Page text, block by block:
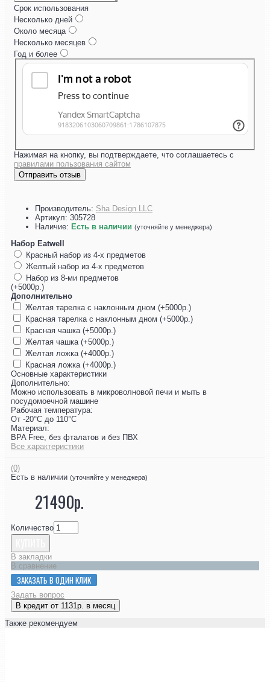
Срок использования
Несколько дней
Около месяца
Несколько месяцев
Год и более
Нажимая на кнопку, вы подтверждаете, что соглашаетесь с
правилами пользования сайтом
Отправить отзыв
Производитель: Sha Design LLC
Артикул: 305728
Наличие: Есть в наличии (уточняйте у менеджера)
Набор Eatwell
Красный набор из 4-х предметов
Желтый набор из 4-х предметов
Набор из 8-ми предметов
(+5000р.)
Дополнительно
Желтая тарелка с наклонным дном (+5000р.)
Красная тарелка с наклонным дном (+5000р.)
Красная чашка (+5000р.)
Желтая чашка (+5000р.)
Желтая ложка (+4000р.)
Красная ложка (+4000р.)
Основные характеристики
Дополнительно:
Можно использовать в микроволновой печи и мыть в
посудомоечной машине
Рабочая температура:
От -20°C до 110°C
Материал:
BPA Free, без фталатов и без ПВХ
Все характеристики
(0)
Есть в наличии (уточняйте у менеджера)
21490р.
Количество
В закладки
В сравнение
ЗАКАЗАТЬ В ОДИН КЛИК
Задать вопрос
В кредит от 1131р. в месяц
Также рекомендуем